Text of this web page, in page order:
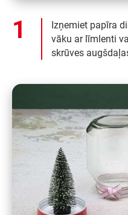
Izņemiet papīra
vāku ar līmlenti
skrūves